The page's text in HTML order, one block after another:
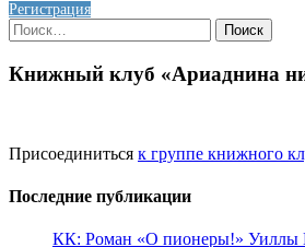
Регистрация
Найти:
Книжный клуб «Ариаднина
Присоединиться к группе книжного
Последние публикации
КК: Роман «О пионеры!» Уиллы